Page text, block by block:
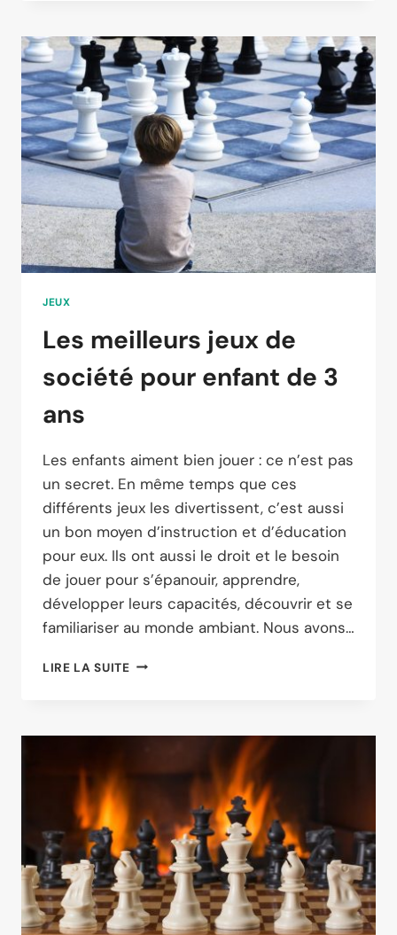
QUELS
RISQUES
POUR
LES
ENFANTS
ACCROS
?
JEUX
Les meilleurs jeux de
société pour enfant de 3
ans
Les enfants aiment bien jouer : ce n’est pas
un secret. En même temps que ces
différents jeux les divertissent, c’est aussi
un bon moyen d’instruction et d’éducation
pour eux. Ils ont aussi le droit et le besoin
de jouer pour s’épanouir, apprendre,
développer leurs capacités, découvrir et se
familiariser au monde ambiant. Nous avons…
LIRE LA SUITELES
SOCIÉTÉ
ENFANT
ANS